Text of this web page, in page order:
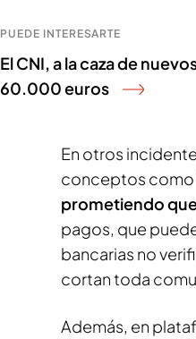
PUEDE INTERESARTE
El CNI, a la caza de
60.000 euros
En otros
conceptos como
prometiendo
pagos, que
bancarias no
cortan toda
Además, en